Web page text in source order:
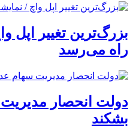
بزرگ‌ترین تغییر اپل
راه می‌رسد
دولت انحصار مدیریت
بشکند